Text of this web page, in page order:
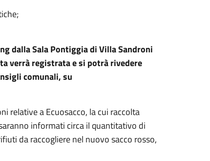
dalla Sala Pontiggia di Villa Sandroni
verrà registrata e si potrà rivedere
comunali, su
relative a Ecuosacco, la cui raccolta
informati circa il quantitativo di
da raccogliere nel nuovo sacco rosso,